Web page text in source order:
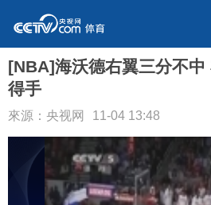
[NBA]海沃德右翼三分不中
得手
來源：央视网 11-04 13:48